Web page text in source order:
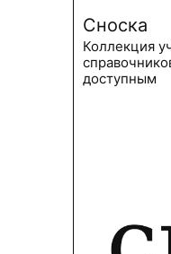
Сноска
Коллекция
доступным